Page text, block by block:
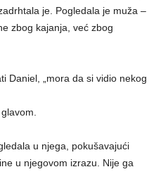
je. Pogledala je muža –
zbog kajanja, već zbog
Daniel, „mora da si vidio nekog
u njega, pokušavajući
u njegovom izrazu. Nije ga